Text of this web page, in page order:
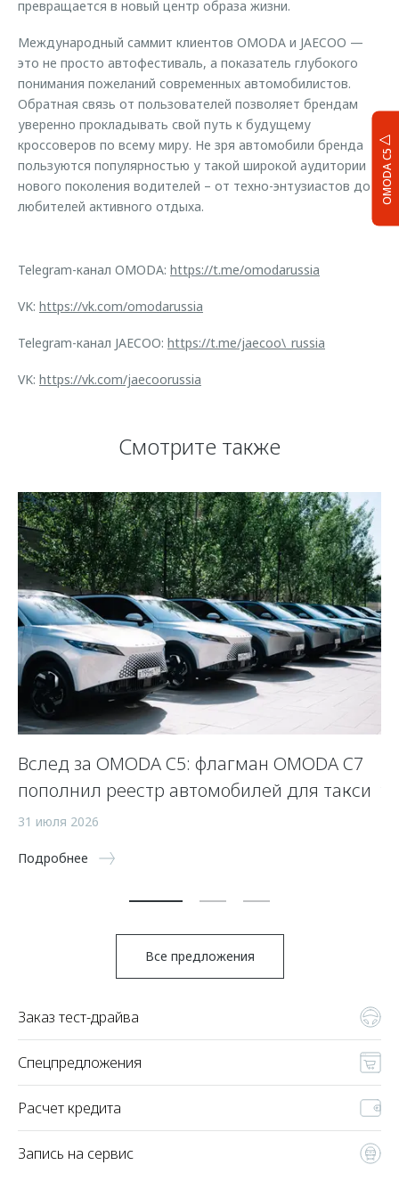
OMODA C5
превращается в новый центр образа жизни.
Международный саммит клиентов OMODA и JAECOO —
это не просто автофестиваль, а показатель глубокого
понимания пожеланий современных автомобилистов.
Обратная связь от пользователей позволяет брендам
уверенно прокладывать свой путь к будущему
кроссоверов по всему миру. Не зря автомобили бренда
пользуются популярностью у такой широкой аудитории
нового поколения водителей – от техно-энтузиастов до
любителей активного отдыха.
Telegram-канал OMODA: https://t.me/omodarussia
VK: https://vk.com/omodarussia
Telegram-канал JAECOO: https://t.me/jaecoo\_russia
VK: https://vk.com/jaecoorussia
Смотрите также
Вслед за OMODA C5: флагман OMODA C7
пополнил реестр автомобилей для такси
31 июля 2026
Подробнее
Все предложения
Заказ тест-драйва
Спецпредложения
Расчет кредита
Запись на сервис